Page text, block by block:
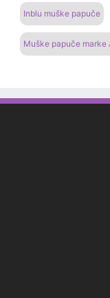
Inblu muške papuče
Muške papuče